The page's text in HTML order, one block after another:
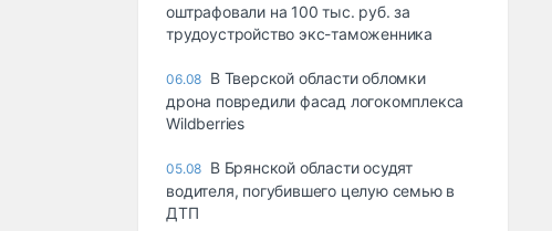
оштрафовали на 100 тыс. руб. за
трудоустройство экс-таможенника
06.08 В Тверской области обломки
дрона повредили фасад логокомплекса
Wildberries
05.08 В Брянской области осудят
водителя, погубившего целую семью в
ДТП